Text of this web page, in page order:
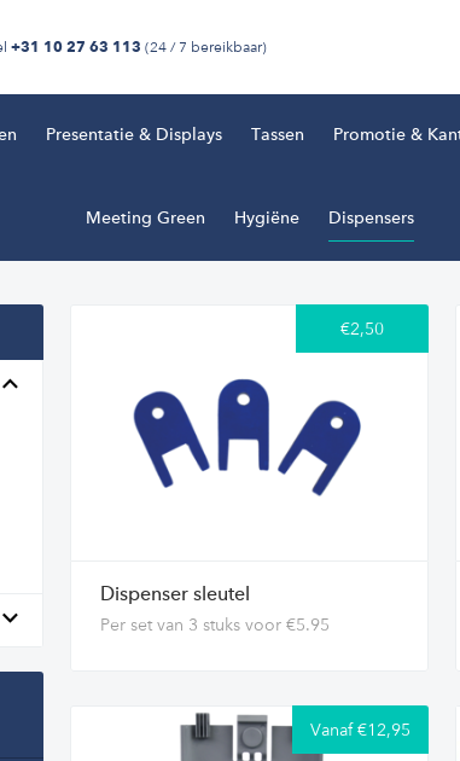
+31 10 27 63 113 (24 / 7 bereikbaar)
Presentatie & Displays Tassen Promotie &
Meeting Green Hygiëne Dispensers
€2,50
Dispenser sleutel
Per set van 3 stuks voor €5.95
Vanaf €12,95